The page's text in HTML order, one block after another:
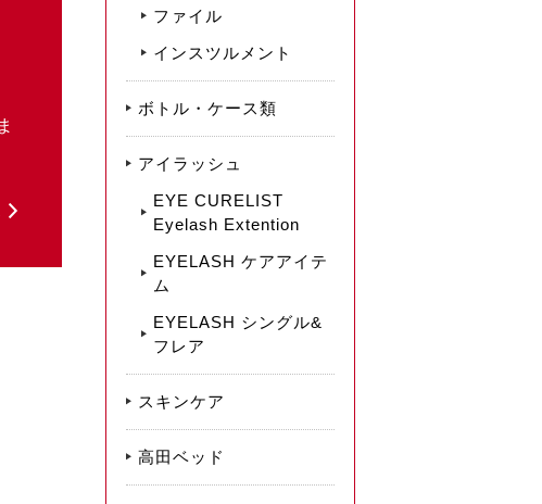
ファイル
インスツルメント
ボトル・ケース類
アイラッシュ
EYE CURELIST
Eyelash Extention
EYELASH ケアアイテ
ム
EYELASH シングル&
フレア
スキンケア
高田ベッド